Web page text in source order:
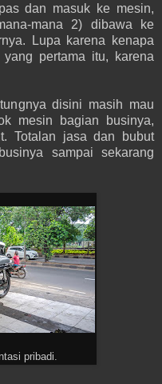
dan masuk ke mesin,
mana 2) dibawa ke
Lupa karena kenapa
pertama itu, karena
disini masih mau
mesin bagian businya,
Totalan jasa dan bubut
sampai sekarang
pribadi.